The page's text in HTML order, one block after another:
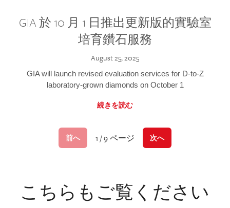
GIA 於 10 月 1 日推出更新版的實驗室
培育鑽石服務
August 25, 2025
GIA will launch revised evaluation services for D-to-Z
laboratory-grown diamonds on October 1
続きを読む
前へ 1 / 9 ページ 次へ
こちらもご覧ください